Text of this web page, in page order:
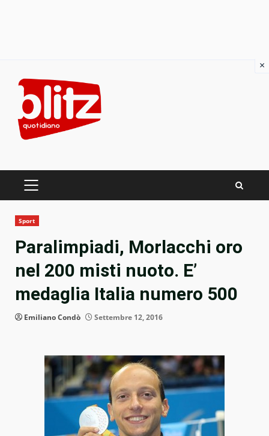
content
PRIMARY
Sport
Paralimpiadi, Morlacchi oro
nel 200 misti nuoto. E’
medaglia Italia numero 500
Emiliano Condò Settembre 12, 2016
×